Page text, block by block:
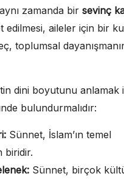
zamanda bir sevinç
edilmesi, aileler için bir
toplumsal
dini boyutunu anlamak
bulundurmalıdır:
Sünnet, İslam’ın temel
biridir.
Sünnet, birçok